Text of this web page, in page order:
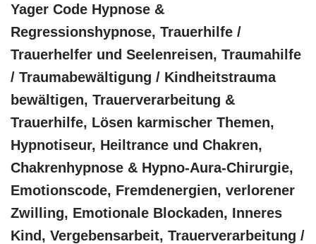
Yager Code Hypnose &
Regressionshypnose, Trauerhilfe /
Trauerhelfer und Seelenreisen, Traumahilfe
/ Traumabewältigung / Kindheitstrauma
bewältigen, Trauerverarbeitung &
Trauerhilfe, Lösen karmischer Themen,
Hypnotiseur, Heiltrance und Chakren,
Chakrenhypnose & Hypno-Aura-Chirurgie,
Emotionscode, Fremdenergien, verlorener
Zwilling, Emotionale Blockaden, Inneres
Kind, Vergebensarbeit, Trauerverarbeitung /